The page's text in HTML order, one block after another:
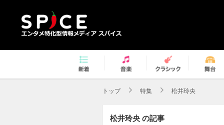
トップ 特集 松井玲央
松井玲央 の記事